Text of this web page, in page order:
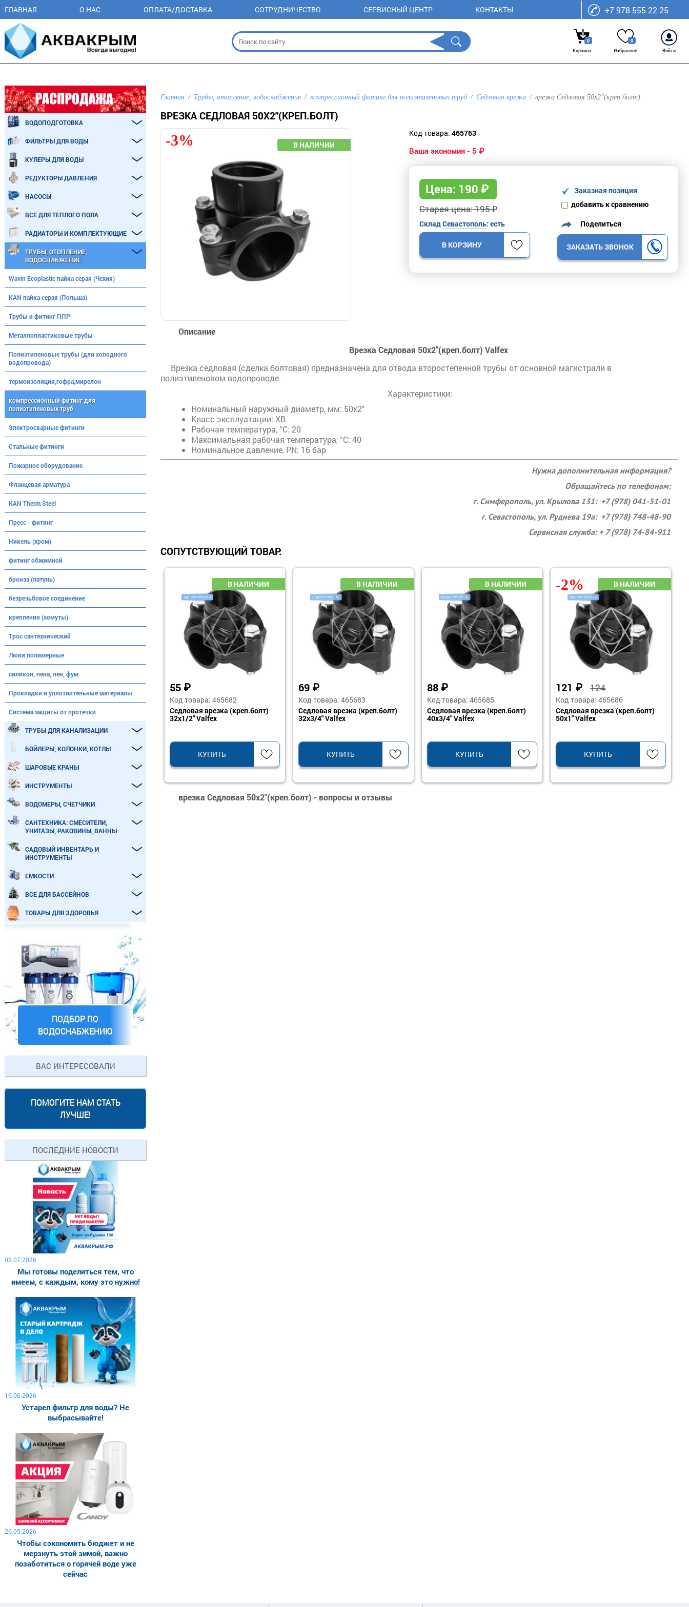
ГЛАВНАЯ О НАС ОПЛАТА/ДОСТАВКА СОТРУДНИЧЕСТВО СЕРВИСНЫЙ ЦЕНТР КОНТАКТЫ +7 978 555 22 25
0
Корзина
0
Избранное
Войти
Главная Трубы, отопление, водоснабжение компрессионный фитинг для полиэтиленовых труб Седловая врезка врезка Седловая 50х2"(креп.болт)
ВРЕЗКА СЕДЛОВАЯ 50Х2"(КРЕП.БОЛТ)
Код товара: 465763
Ваша экономия - 5 ₽
Цена: 190 ₽
Старая цена: 195 ₽
Заказная позиция
добавить к сравнению
СкладСевастополь: есть
В КОРЗИНУ
Поделиться
ЗАКАЗАТЬ ЗВОНОК
-3%
Описание
Врезка Седловая 50х2"(креп.болт) Valfex
Врезка седловая (сделка болтовая) предназначена для отвода второстепенной трубы от основной магистрали в
полиэтиленовом водопроводе.
Характеристики:
Номинальный наружный диаметр, мм: 50х2"
Класс эксплуатации: ХВ
Рабочая температура, °С: 20
Максимальная рабочая температура, °С: 40
Номинальное давление, PN: 16 бар
Нужна дополнительная информация?
Обращайтесь по телефонам:
г. Симферополь, ул. Крылова 131: +7 (978) 041-51-01
г. Севастополь, ул. Руднева 19а: +7 (978) 748-48-90
Сервисная служба: + 7 (978) 74-84-911
СОПУТСТВУЮЩИЙ ТОВАР:
55 ₽
Код товара: 465682
Седловая врезка (креп.болт)
32х1/2" Valfex
КУПИТЬ
69 ₽
Код товара: 465683
Седловая врезка (креп.болт)
32х3/4" Valfex
КУПИТЬ
88 ₽
Код товара: 465685
Седловая врезка (креп.болт)
40х3/4" Valfex
КУПИТЬ
121 ₽ 124
Код товара: 465686
Седловая врезка (креп.болт)
50х1" Valfex
КУПИТЬ
-2%
врезка Седловая 50х2"(креп.болт) - вопросы и отзывы
ВОДОПОДГОТОВКА
ФИЛЬТРЫ ДЛЯ ВОДЫ
КУЛЕРЫ ДЛЯ ВОДЫ
РЕДУКТОРЫ ДАВЛЕНИЯ
НАСОСЫ
ВСЕ ДЛЯ ТЕПЛОГО ПОЛА
РАДИАТОРЫ И КОМПЛЕКТУЮЩИЕ
ТРУБЫ, ОТОПЛЕНИЕ,
ВОДОСНАБЖЕНИЕ
Wavin Ecoplastic пайка серая (Чехия)
KAN пайка серая (Польша)
Трубы и фитинг ППР
Металлопластиковые трубы
Полиэтиленовые трубы (для холодного
водопровода)
термоизоляция,гофра,мирелон
компрессионный фитинг для
полиэтиленовых труб
Электросварные фитинги
Стальные фитинги
Пожарное оборудование
Фланцевая арматура
KAN Therm Steel
Пресс - фитинг
Никель (хром)
фитинг обжимной
бронза (латунь)
безрезьбовое соединение
крепления (хомуты)
Трос сантехнический
Люки полимерные
силикон, пена, лен, фум
Прокладки и уплотнительные материалы
Система защиты от протечки
ТРУБЫ ДЛЯ КАНАЛИЗАЦИИ
БОЙЛЕРЫ, КОЛОНКИ, КОТЛЫ
ШАРОВЫЕ КРАНЫ
ИНСТРУМЕНТЫ
ВОДОМЕРЫ, СЧЕТЧИКИ
САНТЕХНИКА: СМЕСИТЕЛИ,
УНИТАЗЫ, РАКОВИНЫ, ВАННЫ
САДОВЫЙ ИНВЕНТАРЬ И
ИНСТРУМЕНТЫ
ЕМКОСТИ
ВСЕ ДЛЯ БАССЕЙНОВ
ТОВАРЫ ДЛЯ ЗДОРОВЬЯ
ПОДБОР ПО
ВОДОСНАБЖЕНИЮ
ВАС ИНТЕРЕСОВАЛИ
ПОМОГИТЕ НАМ СТАТЬ
ЛУЧШЕ!
ПОСЛЕДНИЕ НОВОСТИ
02.07.2026
Мы готовы поделиться тем, что
имеем, с каждым, кому это нужно!
16.06.2026
Устарел фильтр для воды? Не
выбрасывайте!
26.05.2026
Чтобы сэкономить бюджет и не
мерзнуть этой зимой, важно
позаботиться о горячей воде уже
сейчас